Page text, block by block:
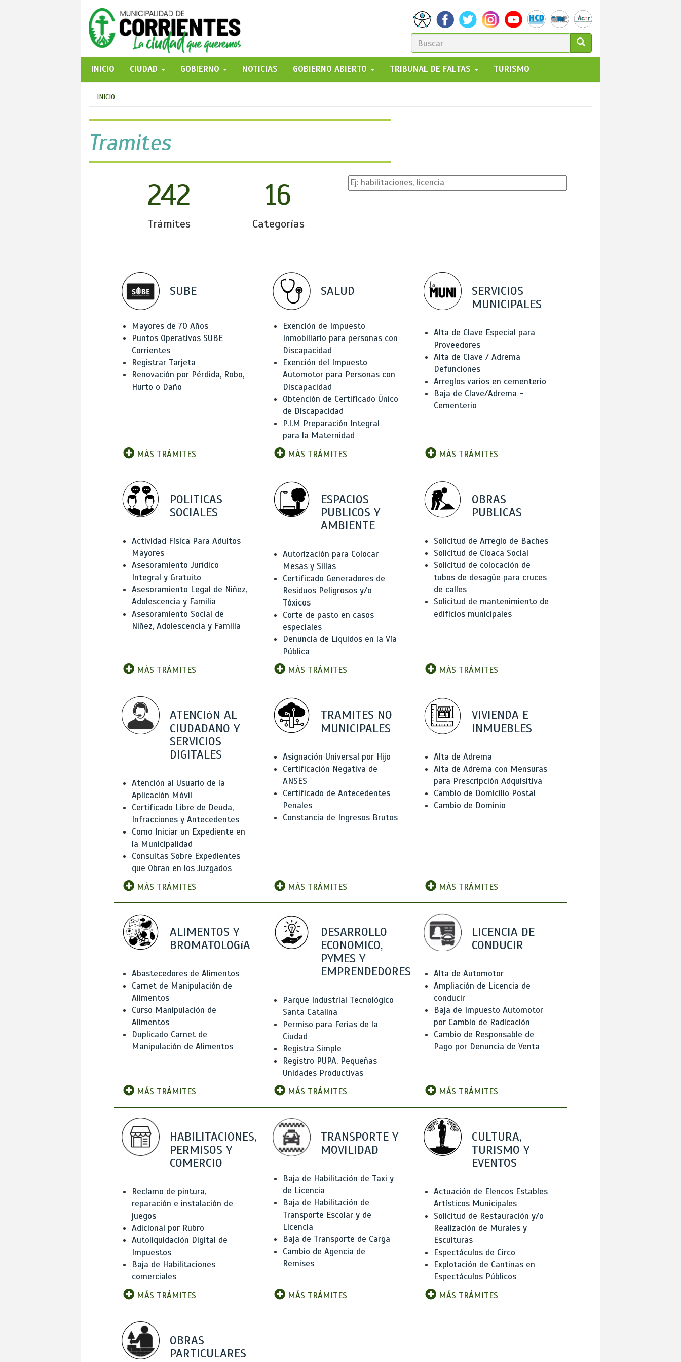
FORMULARIO
DE
BÚSQUEDA
GO!
INICIO
CIUDAD GOBIERNO NOTICIAS GOBIERNO ABIERTO TRIBUNAL DE FALTAS TURISMO
Se
encuentra
usted
aquí
INICIO
Tramites
242
Trámites
16
Categorías
SUBE
Mayores de 70 Años
Puntos Operativos SUBE
Corrientes
Registrar Tarjeta
Renovación por Pérdida, Robo,
Hurto o Daño
MÁS TRÁMITES
SALUD
Exención de Impuesto
Inmobiliario para personas con
Discapacidad
Exención del Impuesto
Automotor para Personas con
Discapacidad
Obtención de Certificado Único
de Discapacidad
P.I.M Preparación Integral
para la Maternidad
MÁS TRÁMITES
SERVICIOS
MUNICIPALES
Alta de Clave Especial para
Proveedores
Alta de Clave / Adrema
Defunciones
Arreglos varios en cementerio
Baja de Clave/Adrema -
Cementerio
MÁS TRÁMITES
POLITICAS
SOCIALES
Actividad Física Para Adultos
Mayores
Asesoramiento Jurídico
Integral y Gratuito
Asesoramiento Legal de Niñez,
Adolescencia y Familia
Asesoramiento Social de
Niñez, Adolescencia y Familia
MÁS TRÁMITES
ESPACIOS
PUBLICOS Y
AMBIENTE
Autorización para Colocar
Mesas y Sillas
Certificado Generadores de
Residuos Peligrosos y/o
Tóxicos
Corte de pasto en casos
especiales
Denuncia de Líquidos en la Vía
Pública
MÁS TRÁMITES
OBRAS
PUBLICAS
Solicitud de Arreglo de Baches
Solicitud de Cloaca Social
Solicitud de colocación de
tubos de desagüe para cruces
de calles
Solicitud de mantenimiento de
edificios municipales
MÁS TRÁMITES
ATENCIóN AL
CIUDADANO Y
SERVICIOS
DIGITALES
Atención al Usuario de la
Aplicación Móvil
Certificado Libre de Deuda,
Infracciones y Antecedentes
Como Iniciar un Expediente en
la Municipalidad
Consultas Sobre Expedientes
que Obran en los Juzgados
MÁS TRÁMITES
TRAMITES NO
MUNICIPALES
Asignación Universal por Hijo
Certificación Negativa de
ANSES
Certificado de Antecedentes
Penales
Constancia de Ingresos Brutos
MÁS TRÁMITES
VIVIENDA E
INMUEBLES
Alta de Adrema
Alta de Adrema con Mensuras
para Prescripción Adquisitiva
Cambio de Domicilio Postal
Cambio de Dominio
MÁS TRÁMITES
ALIMENTOS Y
BROMATOLOGíA
Abastecedores de Alimentos
Carnet de Manipulación de
Alimentos
Curso Manipulación de
Alimentos
Duplicado Carnet de
Manipulación de Alimentos
MÁS TRÁMITES
DESARROLLO
ECONOMICO,
PYMES Y
EMPRENDEDORES
Parque Industrial Tecnológico
Santa Catalina
Permiso para Ferias de la
Ciudad
Registra Simple
Registro PUPA. Pequeñas
Unidades Productivas
MÁS TRÁMITES
LICENCIA DE
CONDUCIR
Alta de Automotor
Ampliación de Licencia de
conducir
Baja de Impuesto Automotor
por Cambio de Radicación
Cambio de Responsable de
Pago por Denuncia de Venta
MÁS TRÁMITES
HABILITACIONES,
PERMISOS Y
COMERCIO
Reclamo de pintura,
reparación e instalación de
juegos
Adicional por Rubro
Autoliquidación Digital de
Impuestos
Baja de Habilitaciones
comerciales
MÁS TRÁMITES
TRANSPORTE Y
MOVILIDAD
Baja de Habilitación de Taxi y
de Licencia
Baja de Habilitación de
Transporte Escolar y de
Licencia
Baja de Transporte de Carga
Cambio de Agencia de
Remises
MÁS TRÁMITES
CULTURA,
TURISMO Y
EVENTOS
Actuación de Elencos Estables
Artísticos Municipales
Solicitud de Restauración y/o
Realización de Murales y
Esculturas
Espectáculos de Circo
Explotación de Cantinas en
Espectáculos Públicos
MÁS TRÁMITES
OBRAS
PARTICULARES